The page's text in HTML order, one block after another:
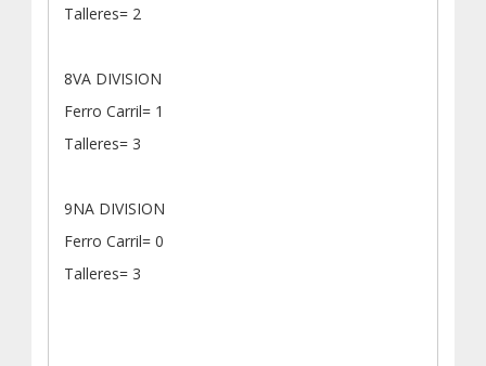
Talleres= 2
8VA DIVISION
Ferro Carril= 1
Talleres= 3
9NA DIVISION
Ferro Carril= 0
Talleres= 3